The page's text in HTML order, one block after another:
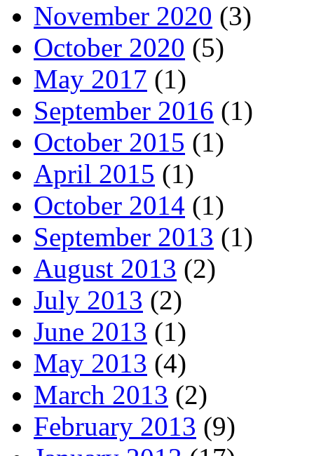
November 2020 (3)
October 2020 (5)
May 2017 (1)
September 2016 (1)
October 2015 (1)
April 2015 (1)
October 2014 (1)
September 2013 (1)
August 2013 (2)
July 2013 (2)
June 2013 (1)
May 2013 (4)
March 2013 (2)
February 2013 (9)